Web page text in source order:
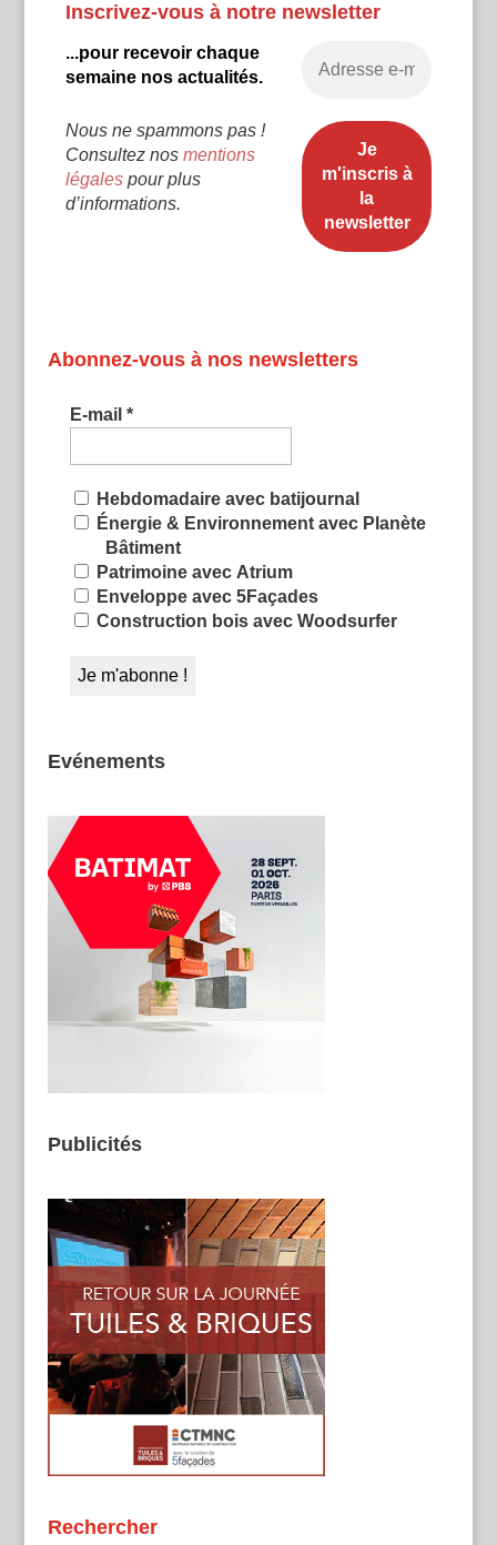
Inscrivez-vous à notre newsletter
...pour recevoir chaque
semaine nos actualités.
Nous ne spammons pas !
Consultez nos mentions
légalespour plus
d’informations.
Abonnez-vous à nos newsletters
E-mail *
Hebdomadaire avec batijournal
Énergie & Environnement avec Planète
Bâtiment
Patrimoine avec Atrium
Enveloppe avec 5Façades
Construction bois avec Woodsurfer
Evénements
Publicités
Rechercher